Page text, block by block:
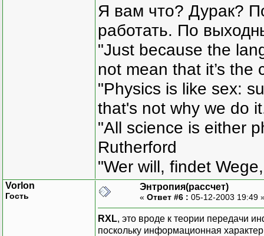
Я вам что? Дурак?
работать. По
"Just because the
not mean that it’s the
"Physics is like sex:
that's not why we do
"All science is either
Rutherford
"Wer will, findet
Vorlon
Гость
Энтропия(рассчет)
« Ответ #6 : 05-12-2003 19:49
RXL, это вроде к теории передачи
поскольку информационная